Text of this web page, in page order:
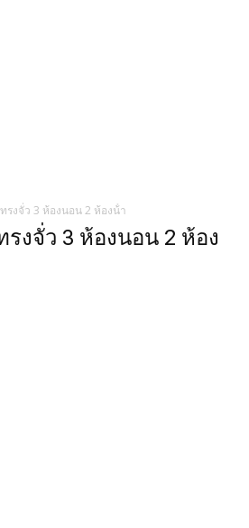
รงจั่ว 3 ห้องนอน 2 ห้องน้ํา
งจั่ว 3 ห้องนอน 2 ห้อง